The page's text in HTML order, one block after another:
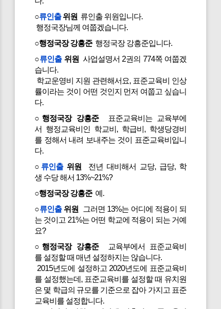
○류인출위원 류인출 위원입니다.
행정국장님께 여쭙겠습니다.
○행정국장 강흥준행정국장 강흥준입니다.
○류인출위원 사업설명서 2권의 774쪽 여쭙겠
습니다.
학교운영비 지원 관련해서요, 표준교육비 인상
률이라는 것이 어떤 것인지 먼저 여쭙고 싶습니
다.
○행정국장 강흥준표준교육비는 교육부에
서 행정교육비인 학교비, 학급비, 학생당경비
를 정해서 내려 보내주는 것이 표준교육비입니
다.
○ 류인출위원
전년 대비해서 교당, 급당, 학
생 수당 해서 13%~21%?
○행정국장 강흥준예.
○류인출위원
그러면 13%는 어디에 적용이 되
는 것이고 21%는 어떤 학교에 적용이 되는 거예
요?
○행정국장 강흥준교육부에서 표준교육비
를 설정할 때 매년 설정하지는 않습니다.
2015년도에 설정하고 2020년도에 표준교육비
를 설정했는데, 표준교육비를 설정할 때 유치원
은 몇 학급의 규모를 기준으로 잡아 가지고 표준
교육비를 설정합니다.